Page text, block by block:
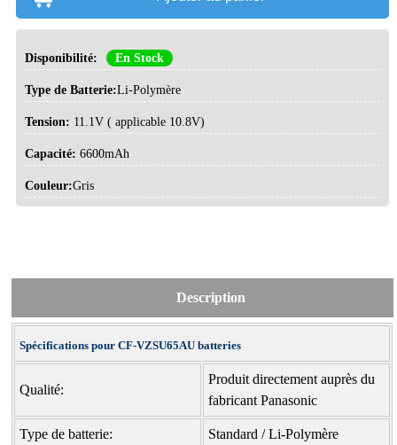
Disponibilité: En Stock
Type de Batterie:Li-Polymère
Tension: 11.1V ( applicable 10.8V)
Capacité: 6600mAh
Couleur:Gris
Description
Spécifications pour CF-VZSU65AU batteries
Qualité:
Produit directement auprès du
fabricant Panasonic
Type de batterie: Standard / Li-Polymère